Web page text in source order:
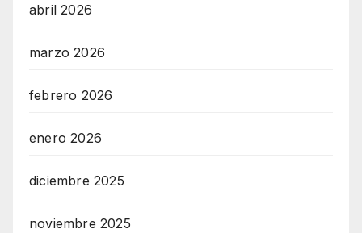
abril 2026
marzo 2026
febrero 2026
enero 2026
diciembre 2025
noviembre 2025